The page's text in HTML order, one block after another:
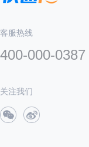
客服热线
400-000-0387
关注我们